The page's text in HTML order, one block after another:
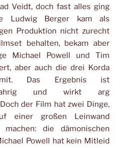
Veidt, doch fast alles ging
Ludwig Berger kam als
Produktion nicht zurecht
behalten, bekam aber
Michael Powell und Tim
aber auch die drei Korda
Das Ergebnis ist
fahrig und wirkt arg
der Film hat zwei Dinge,
einer großen Leinwand
die dämonischen
Powell hat kein Mitleid